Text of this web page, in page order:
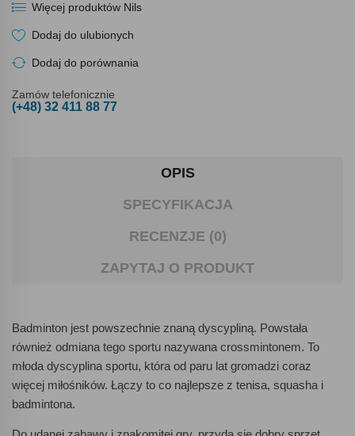
Więcej produktów Nils
Dodaj do ulubionych
Dodaj do porównania
Zamów telefonicznie
(+48) 32 411 88 77
OPIS
SPECYFIKACJA
RECENZJE (0)
ZAPYTAJ O PRODUKT
Badminton jest powszechnie znaną dyscypliną. Powstała
również odmiana tego sportu nazywana crossmintonem. To
młoda dyscyplina sportu, która od paru lat gromadzi coraz
więcej miłośników. Łączy to co najlepsze z tenisa, squasha i
badmintona.